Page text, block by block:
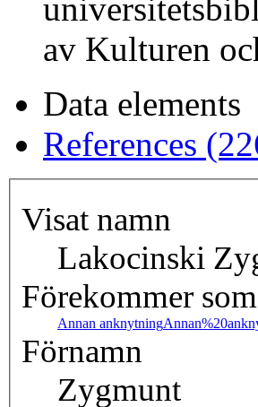
av Kulturen
Data elements
References
Visat namn
Lakocinski
Förekommer som
Annan anknytning
Förnamn
Zygmunt